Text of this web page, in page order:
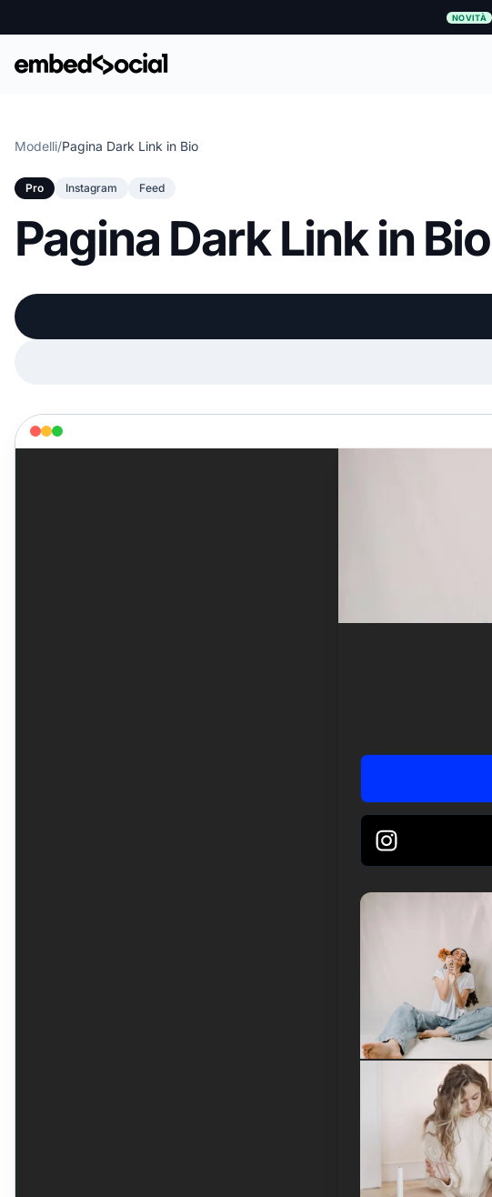
NOVITÀ
Modelli/Pagina Dark Link in Bio
Pro Instagram Feed
Pagina Dark Link in Bio